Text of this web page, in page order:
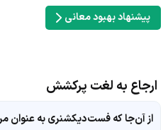
پیشنهاد بهبود معانی
ارجاع به لغت پرکشش
از آن‌جا که فست‌دیکشنری به عنوان